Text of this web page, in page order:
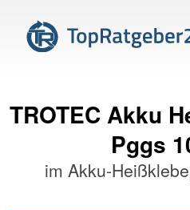
TROTEC Akku
Pggs
imAkku-